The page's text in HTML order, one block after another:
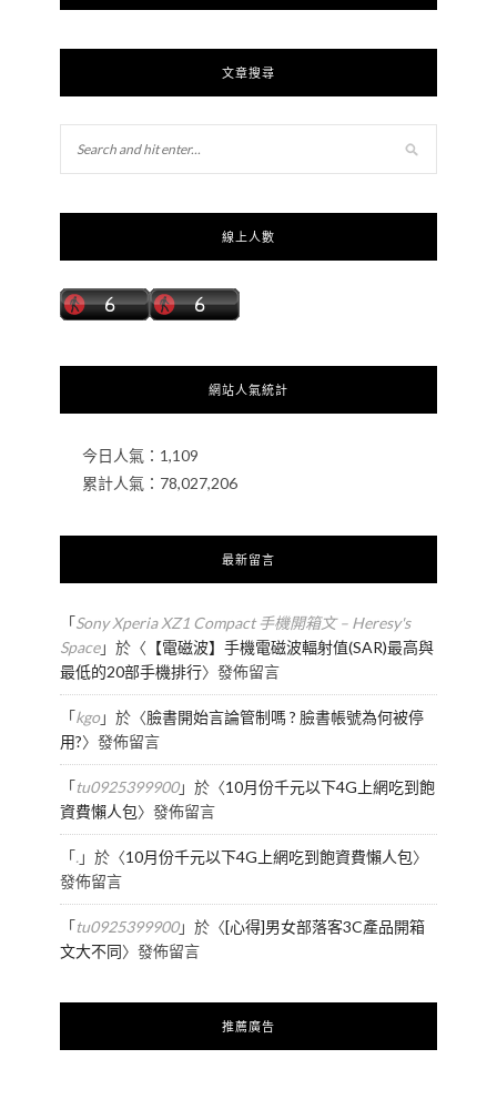
文章搜尋
線上人數
網站人氣統計
今日人氣： 1,109
累計人氣： 78,027,206
最新留言
「Sony Xperia XZ1 Compact 手機開箱文 – Heresy's
Space」於〈 【電磁波】手機電磁波輻射值(SAR)最高與
最低的20部手機排行〉發佈留言
「kgo」於〈臉書開始言論管制嗎 ? 臉書帳號為何被停
用?〉發佈留言
「tu0925399900」於〈10月份千元以下4G上網吃到飽
資費懶人包〉發佈留言
「.」於〈10月份千元以下4G上網吃到飽資費懶人包〉
發佈留言
「tu0925399900」於〈[心得]男女部落客3C產品開箱
文大不同〉發佈留言
推薦廣告